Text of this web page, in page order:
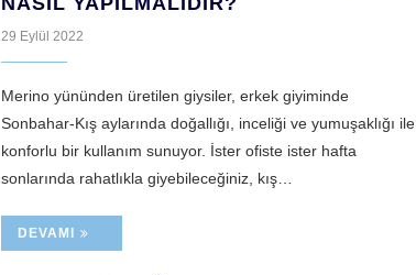
29 Eylül 2022
Merino yününden üretilen giysiler, erkek giyiminde
Sonbahar-Kış aylarında doğallığı, inceliği ve yumuşaklığı ile
konforlu bir kullanım sunuyor. İster ofiste ister hafta
sonlarında rahatlıkla giyebileceğiniz, kış…
DEVAMI